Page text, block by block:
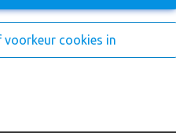
voorkeur cookies in